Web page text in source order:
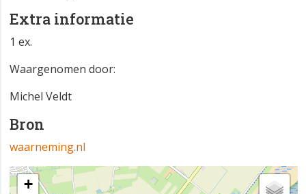
Extra informatie
1 ex.
Waargenomen door:
Michel Veldt
Bron
waarneming.nl
+